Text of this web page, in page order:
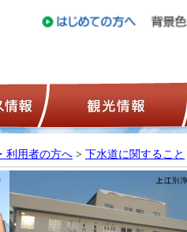
産業・ビジネス情報
利用者の方へ > 下水道に関すること